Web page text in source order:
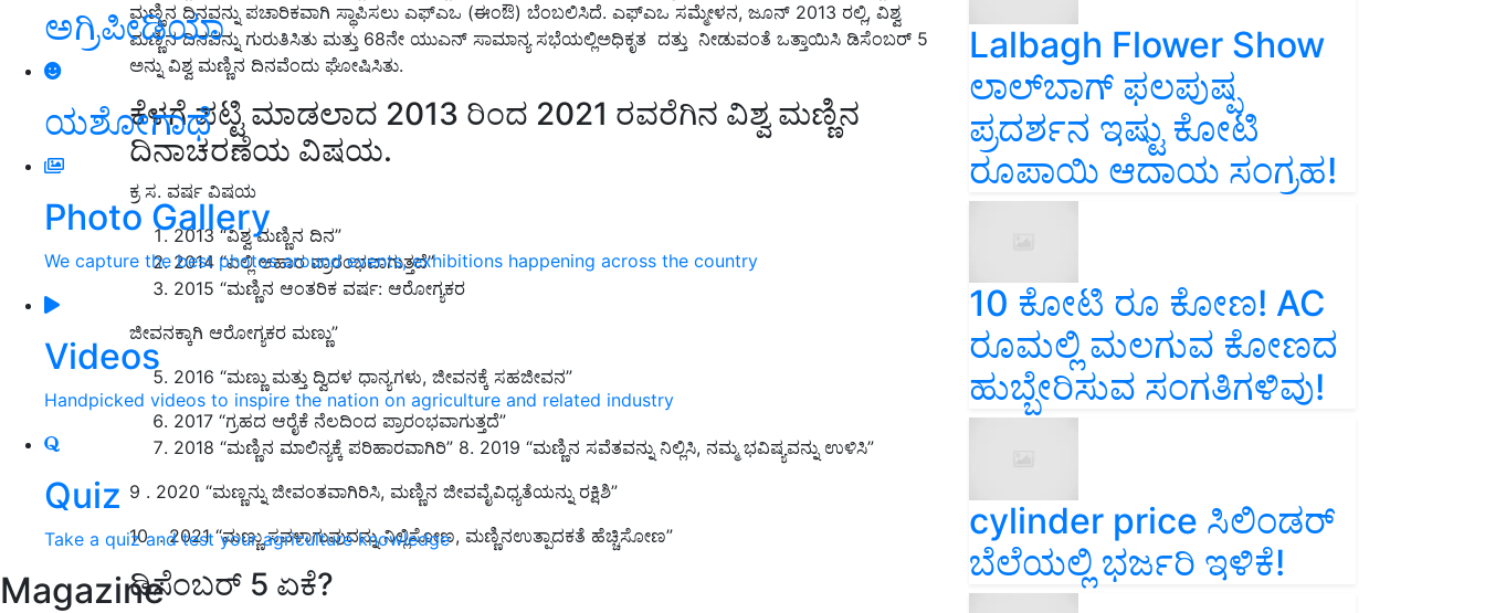
ಅಗ್ರಿಪೀಡಿಯಾ
ಯಶೋಗಾಥೆ
Photo Gallery
We capture the best photos around events, exhibitions happening across the country
Videos
Handpicked videos to inspire the nation on agriculture and related industry
Quiz
Take a quiz and test your agriculture knowledge
Magazine
ಮಣ್ಣಿನ ದಿನವನ್ನು ಪಚಾರಿಕವಾಗಿ ಸ್ಥಾಪಿಸಲು ಎಫ್‍ಎಒ (ಈಂಔ) ಬೆಂಬಲಿಸಿದೆ. ಎಫ್‍ಎಒ ಸಮ್ಮೇಳನ, ಜೂನ್ 2013 ರಲ್ಲಿ, ವಿಶ್ವ
ಮಣ್ಣಿನ ದಿನವನ್ನು ಗುರುತಿಸಿತು ಮತ್ತು 68ನೇ ಯುಎನ್ ಸಾಮಾನ್ಯ ಸಭೆಯಲ್ಲಿಅಧಿಕೃತ ದತ್ತು ನೀಡುವಂತೆ ಒತ್ತಾಯಿಸಿ ಡಿಸೆಂಬರ್ 5
ಅನ್ನು ವಿಶ್ವ ಮಣ್ಣಿನ ದಿನವೆಂದು ಘೋಷಿಸಿತು.
ಕೆಳಗೆ ಪಟ್ಟಿ ಮಾಡಲಾದ 2013 ರಿಂದ 2021 ರವರೆಗಿನ ವಿಶ್ವ ಮಣ್ಣಿನ
ದಿನಾಚರಣೆಯ ವಿಷಯ.
ಕ್ರ ಸ. ವರ್ಷ ವಿಷಯ
2013 “ವಿಶ್ವ ಮಣ್ಣಿನ ದಿನ”
2014 “ಎಲ್ಲಿ ಆಹಾರ ಪ್ರಾರಂಭವಾಗುತ್ತದೆ”
2015 “ಮಣ್ಣಿನ ಆಂತರಿಕ ವರ್ಷ: ಆರೋಗ್ಯಕರ
ಜೀವನಕ್ಕಾಗಿ ಆರೋಗ್ಯಕರ ಮಣ್ಣು”
2016 “ಮಣ್ಣು ಮತ್ತು ದ್ವಿದಳ ಧಾನ್ಯಗಳು, ಜೀವನಕ್ಕೆ ಸಹಜೀವನ”
2017 “ಗ್ರಹದ ಆರೈಕೆ ನೆಲದಿಂದ ಪ್ರಾರಂಭವಾಗುತ್ತದೆ”
2018 “ಮಣ್ಣಿನ ಮಾಲಿನ್ಯಕ್ಕೆ ಪರಿಹಾರವಾಗಿರಿ” 8. 2019 “ಮಣ್ಣಿನ ಸವೆತವನ್ನು ನಿಲ್ಲಿಸಿ, ನಮ್ಮ ಭವಿಷ್ಯವನ್ನು ಉಳಿಸಿ”
9 . 2020 “ಮಣ್ಣನ್ನು ಜೀವಂತವಾಗಿರಿಸಿ, ಮಣ್ಣಿನ ಜೀವವೈವಿಧ್ಯತೆಯನ್ನು ರಕ್ಷಿಶಿ”
10 . 2021 “ಮಣ್ಣು ಸವಳಾಗುವುದನ್ನು ನಿಲ್ಲಿಸೋಣ, ಮಣ್ಣಿನಉತ್ಪಾದಕತೆ ಹೆಚ್ಚಿಸೋಣ”
ಡಿಸೆಂಬರ್ 5 ಏಕೆ?
Lalbagh Flower Show
ಲಾಲ್‌ಬಾಗ್ ಫಲಪುಷ್ಪ
ಪ್ರದರ್ಶನ ಇಷ್ಟು ಕೋಟಿ
ರೂಪಾಯಿ ಆದಾಯ ಸಂಗ್ರಹ!
10 ಕೋಟಿ ರೂ ಕೋಣ! AC
ರೂಮಲ್ಲಿ ಮಲಗುವ ಕೋಣದ
ಹುಬ್ಬೇರಿಸುವ ಸಂಗತಿಗಳಿವು!
cylinder price ಸಿಲಿಂಡರ್‌
ಬೆಲೆಯಲ್ಲಿ ಭರ್ಜರಿ ಇಳಿಕೆ!